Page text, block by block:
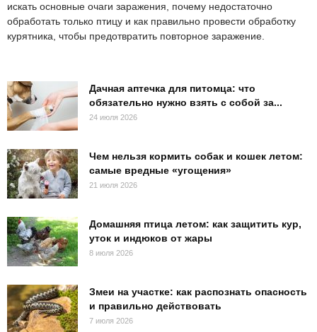
искать основные очаги заражения, почему недостаточно
обработать только птицу и как правильно провести обработку
курятника, чтобы предотвратить повторное заражение.
Дачная аптечка для питомца: что
обязательно нужно взять с собой за...
24 июля 2026
Чем нельзя кормить собак и кошек летом:
самые вредные «угощения»
21 июля 2026
Домашняя птица летом: как защитить кур,
уток и индюков от жары
8 июля 2026
Змеи на участке: как распознать опасность
и правильно действовать
7 июля 2026